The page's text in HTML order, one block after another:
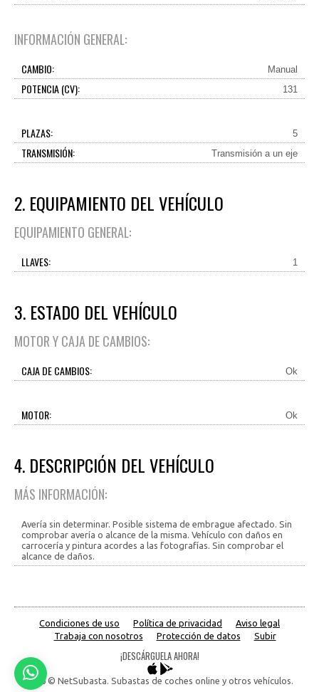
INFORMACIÓN GENERAL:
CAMBIO: Manual
POTENCIA (CV): 131
PLAZAS: 5
TRANSMISIÓN: Transmisión a un eje
2. EQUIPAMIENTO DEL VEHÍCULO
EQUIPAMIENTO GENERAL:
LLAVES: 1
3. ESTADO DEL VEHÍCULO
MOTOR Y CAJA DE CAMBIOS:
CAJA DE CAMBIOS: Ok
MOTOR: Ok
4. DESCRIPCIÓN DEL VEHÍCULO
MÁS INFORMACIÓN:
Avería sin determinar. Posible sistema de embrague afectado. Sin
comprobar avería o alcance de la misma. Vehículo con daños en
carrocería y pintura acordes a las fotografías. Sin comprobar el
alcance de daños.
Condiciones de uso Política de privacidad
Aviso legal
Trabaja con nosotros
Protección de datos Subir
¡DESCÁRGUELA AHORA!
2026 © NetSubasta. Subastas de coches online y otros vehículos.